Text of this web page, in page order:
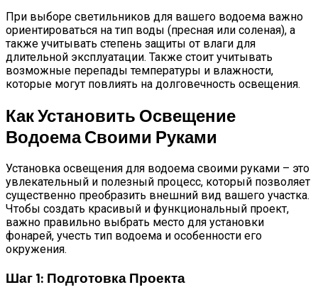
При выборе светильников для вашего водоема важно
ориентироваться на тип воды (пресная или соленая), а
также учитывать степень защиты от влаги для
длительной эксплуатации. Также стоит учитывать
возможные перепады температуры и влажности,
которые могут повлиять на долговечность освещения.
Как Установить Освещение
Водоема Своими Руками
Установка освещения для водоема своими руками – это
увлекательный и полезный процесс, который позволяет
существенно преобразить внешний вид вашего участка.
Чтобы создать красивый и функциональный проект,
важно правильно выбрать место для установки
фонарей, учесть тип водоема и особенности его
окружения.
Шаг 1: Подготовка Проекта